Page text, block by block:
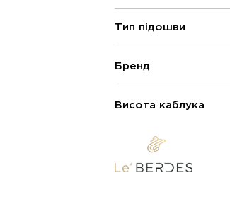
Тип підошви
Бренд
Висота каблука